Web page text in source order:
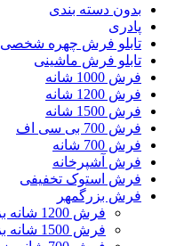
بدون دسته بندی
پادری
تابلو فرش چهره شخصی
تابلو فرش ماشینی
فرش 1000 شانه
فرش 1200 شانه
فرش 1500 شانه
فرش 700 بی سی اف
فرش 700 شانه
فرش آشپرخانه
فرش استوک تخفیفی
فرش بزرگمهر
فرش 1200 شانه بزرگمهر
فرش 1500 شانه بزرگمهر